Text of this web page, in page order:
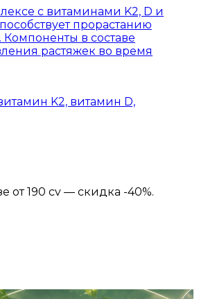
с витаминами K2, D и
прорастанию
Компоненты в составе
растяжек во время
K2, витамин D,
от 190 cv — скидка -40%.